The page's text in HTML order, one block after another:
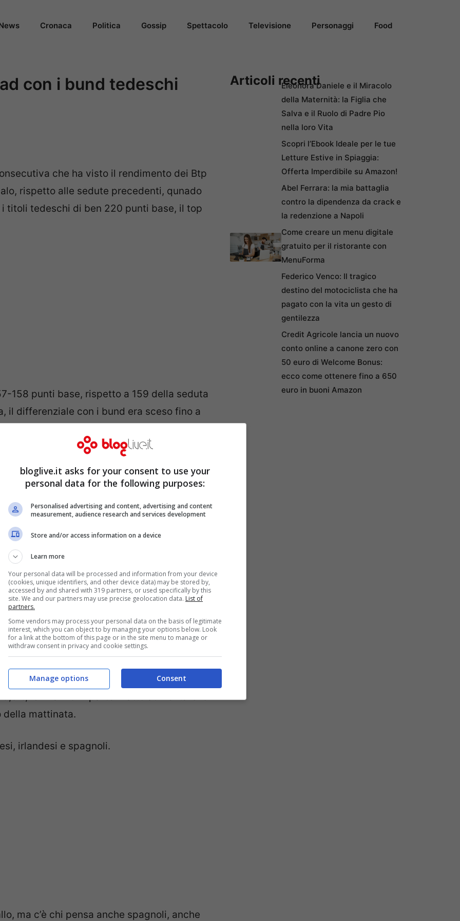
Cronaca Politica Gossip Spettacolo Televisione Personaggi Food
con i bund tedeschi
che ha visto il rendimento dei Btp
rispetto alle sedute precedenti, qunado
titoli tedeschi di ben 220 punti base, il top
158 punti base, rispetto a 159 della seduta
il differenziale con i bund era sceso fino a
sui mercati finanziari, riguardo
BCE, su un suo possibile acquisto dei titoli
al rialzo dei rendimenti.
ieri hanno in parte rifatto aumentare lo
della mattinata.
irlandesi e spagnoli.
ma c’è chi pensa anche spagnoli, anche
Articoli recentiEleonora Daniele e il Miracolo
della Maternità: la Figlia che
Salva e il Ruolo di Padre Pio
nella loro Vita
Scopri l’Ebook Ideale per le tue
Letture Estive in Spiaggia:
Offerta Imperdibile su Amazon!
Abel Ferrara: la mia battaglia
contro la dipendenza da crack e
la redenzione a Napoli
Come creare un menu digitale
gratuito per il ristorante con
MenuForma
Federico Venco: Il tragico
destino del motociclista che ha
pagato con la vita un gesto di
gentilezza
Credit Agricole lancia un nuovo
conto online a canone zero con
50 euro di Welcome Bonus:
ecco come ottenere fino a 650
euro in buoni Amazon
bloglive.it asks for your consent to use your
personal data for the following purposes:
Personalised advertising and content, advertising and content
measurement, audience research and services development
Store and/or access information on a device
Learn more
Your personal data will be processed and information from your device
(cookies, unique identifiers, and other device data) may be stored by,
accessed by and shared with 319 partners, or used specifically by this
site. We and our partners may use precise geolocation data. List of
partners.
Some vendors may process your personal data on the basis of legitimate
interest, which you can object to by managing your options below. Look
for a link at the bottom of this page or in the site menu to manage or
withdraw consent in privacy and cookie settings.
Consent
Manage options